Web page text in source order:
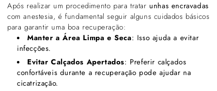
Após realizar um procedimento para tratar unhas encravadas
com anestesia, é fundamental seguir alguns cuidados básicos
para garantir uma boa recuperação:
Manter a Área Limpa e Seca: Isso ajuda a evitar
infecções.
Evitar Calçados Apertados: Preferir calçados
confortáveis durante a recuperação pode ajudar na
cicatrização.